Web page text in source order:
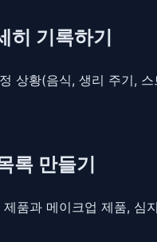
히 기록하기
상황(음식, 생리 주기,
록 만들기
품과 메이크업 제품,